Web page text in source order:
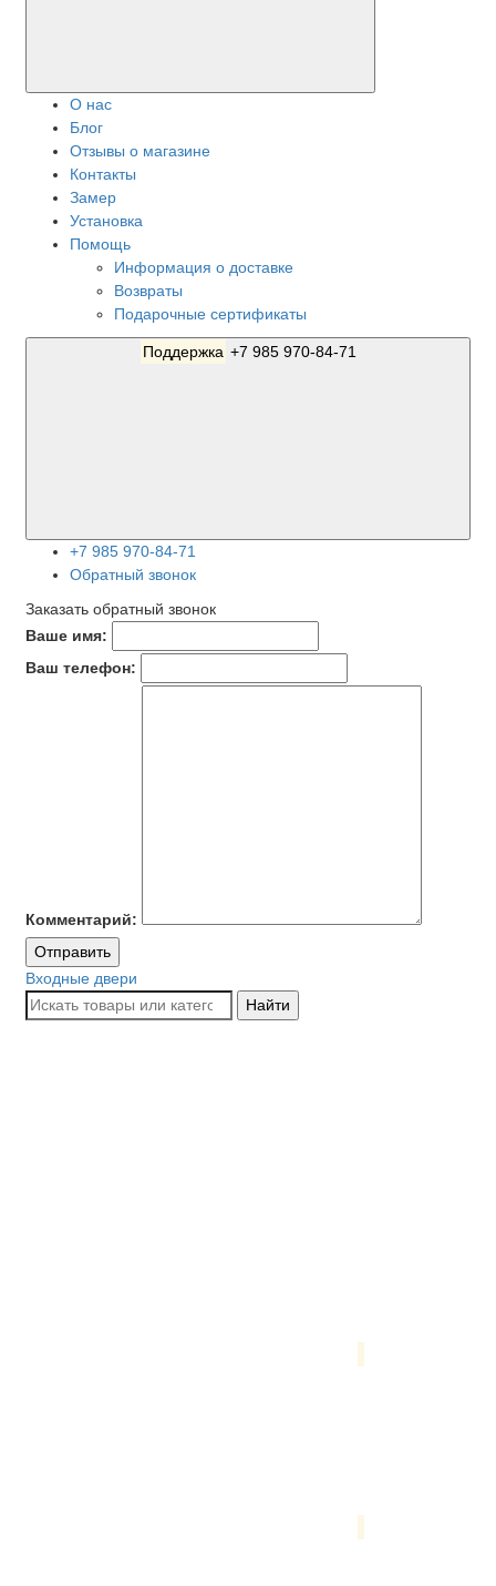
О нас
Блог
Отзывы о магазине
Контакты
Замер
Установка
Помощь
Информация о доставке
Возвраты
Подарочные сертификаты
Поддержка
+7 985 970-84-71
Обратный звонок
Заказать обратный звонок
Ваше имя:
Ваш телефон:
Комментарий:
Отправить
Входные двери
Найти